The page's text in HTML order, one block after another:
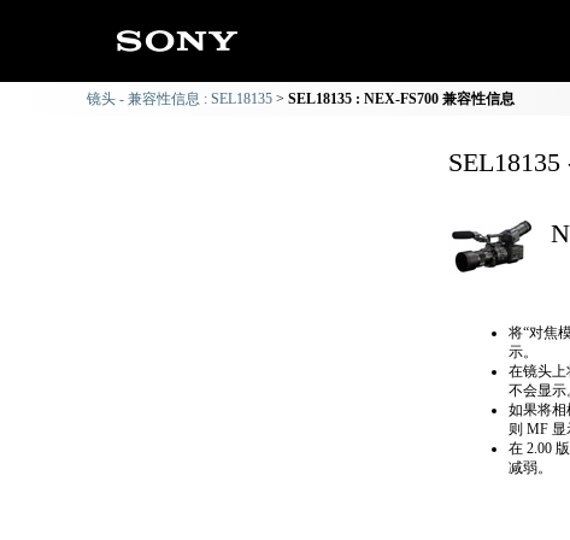
镜头 - 兼容性信息 : SEL18135 SEL18135 : NEX-FS700 兼容性信息
将“对焦
示。
在镜头上
不会显示
如果将相
则 MF 显
在 2.00
减弱。